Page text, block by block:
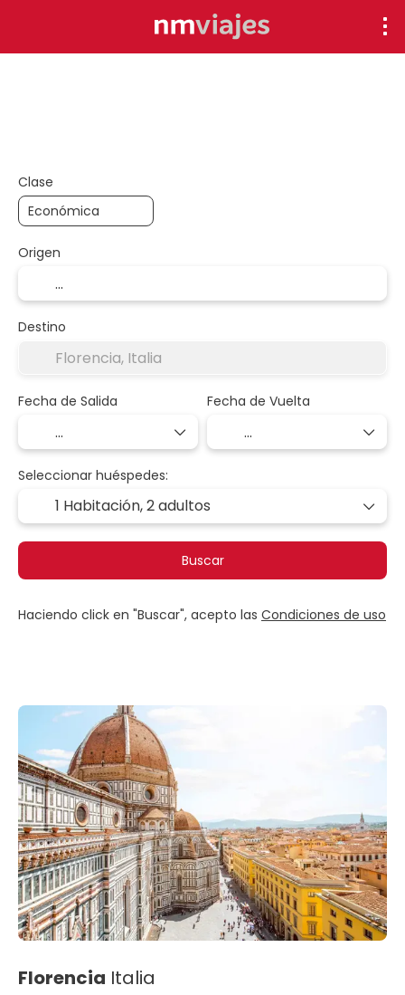
Clase
Origen
Destino
Fecha de Salida Fecha de Vuelta
Seleccionar huéspedes:
1 Habitación,2 adultos
Buscar
Haciendo click en "Buscar", acepto las Condiciones de uso
Florencia Italia